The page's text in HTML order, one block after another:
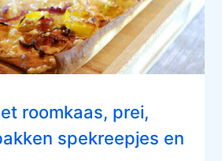
roomkaas, prei,
spekreepjes en